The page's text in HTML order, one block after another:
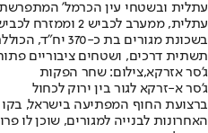
בשכונת מגורים בת
תשתית דרכים, ושטחים ציבוריים
ג'סר אזרקא,צילום: שחר הפקות
ג’סר א-זרקא לגור בין ירוק לכחול
ברצועת החוף המפתיעה בישראל, בקו
האחרונות לבנייה למגורים, שוכן לו